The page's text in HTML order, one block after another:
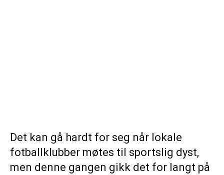
Det kan gå hardt for seg når lokale
fotballklubber møtes til sportslig dyst,
men denne gangen gikk det for langt på